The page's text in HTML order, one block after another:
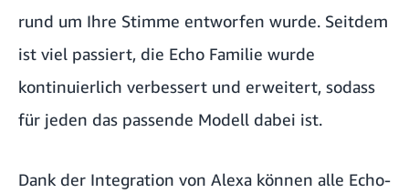
rund um Ihre Stimme entworfen wurde. Seitdem
ist viel passiert, die Echo Familie wurde
kontinuierlich verbessert und erweitert, sodass
für jeden das passende Modell dabei ist.
Dank der Integration von Alexa können alle Echo-